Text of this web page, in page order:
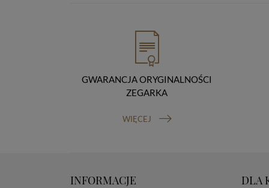
GWARANCJA ORYGINALNOŚCI
ZEGARKA
WIĘCEJ
INFORMACJE DLA